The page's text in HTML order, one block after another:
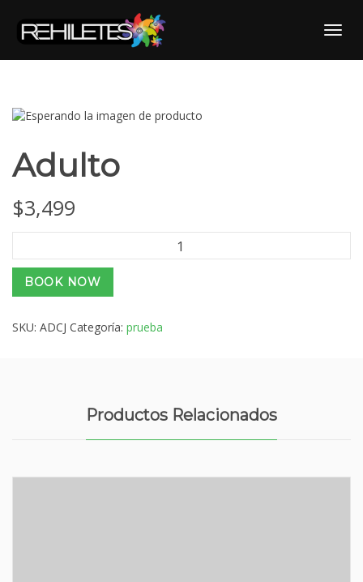
content
Adulto
$3,499
cantidad
BOOK NOW
SKU: ADCJ Categoría: prueba
Productos Relacionados